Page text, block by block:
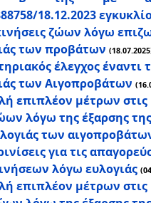
18.12.2023
ζώων λόγω
των προβάτων
έλεγχος έναντι
των Αιγοπροβάτων
επιπλέον μέτρων στις
λόγω της έξαρσης
των
για τις
λόγω ευλογιάς
επιπλέον μέτρων στις